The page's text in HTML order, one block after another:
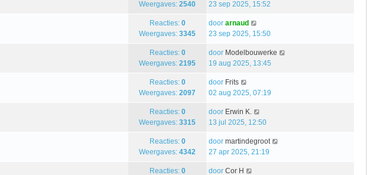
Weergaves: 2540
23 sep 2025, 15:52
Reacties: 0
Weergaves: 3345
door arnaud
23 sep 2025, 15:50
Reacties: 0
Weergaves: 2195
door Modelbouwerke
19 aug 2025, 13:45
Reacties: 0
Weergaves: 2097
door Frits
02 aug 2025, 07:19
Reacties: 0
Weergaves: 3315
door Erwin K.
13 jul 2025, 12:50
Reacties: 0
Weergaves: 4342
door martindegroot
27 apr 2025, 21:19
Reacties: 0
door Cor H